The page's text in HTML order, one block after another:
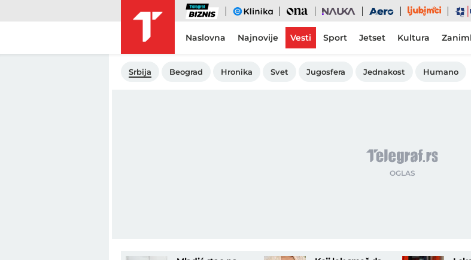
Biznis eKlinika Ona Nauka Aero Ljubimci
Naslovna Najnovije Vesti Sport Jetset Kultura
Srbija Beograd Hronika Svet Jugosfera Jednakost Humano